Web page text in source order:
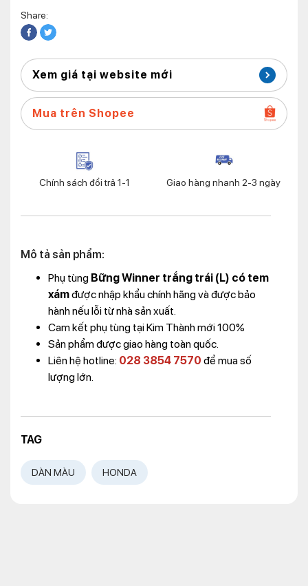
Share:
Xem giá tại website mới
Mua trên Shopee
Chính sách đổi trả 1-1 Giao hàng nhanh 2-3 ngày
Mô tả sản phẩm:
Phụ tùng Bững Winner trắng trái (L) có tem
xámđược nhập khẩu chính hãng và được bảo
hành nếu lỗi từ nhà sản xuất.
Cam kết phụ tùng tại Kim Thành mới 100%
Sản phẩm được giao hàng toàn quốc.
Liên hệ hotline: 028 3854 7570 để mua số
lượng lớn.
TAG
DÀN MÀU HONDA